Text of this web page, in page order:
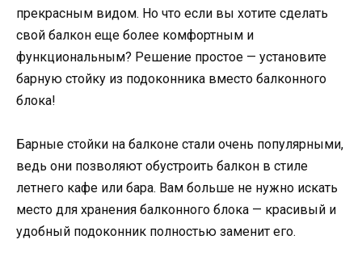
прекрасным видом. Но что если вы хотите сделать
свой балкон еще более комфортным и
функциональным? Решение простое — установите
барную стойку из подоконника вместо балконного
блока!
Барные стойки на балконе стали очень популярными,
ведь они позволяют обустроить балкон в стиле
летнего кафе или бара. Вам больше не нужно искать
место для хранения балконного блока — красивый и
удобный подоконник полностью заменит его.